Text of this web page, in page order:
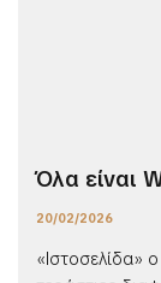
Όλα είναι
20/02/2026
«Ιστοσελίδα»